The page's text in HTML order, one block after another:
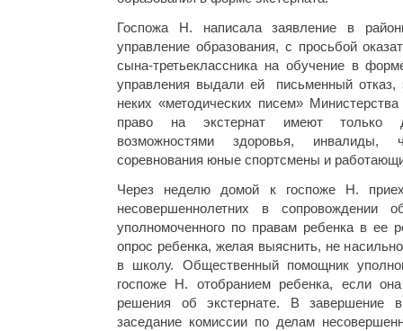
Госпожа Н. написала заявление в
управление образования, с просьбой
сына-третьеклассника на обучение в
управления выдали ей письменный
неких «методических писем»
право на экстернат имеют только
возможностями здоровья,
соревнования юные спортсмены и
Через неделю домой к госпоже Н.
несовершеннолетних в сопровождении
уполномоченного по правам ребенка в ее
опрос ребенка, желая выяснить, не
в школу. Общественный помощник
госпоже Н. отобранием ребенка, если
решения об экстернате. В завершение
заседание комиссии по делам